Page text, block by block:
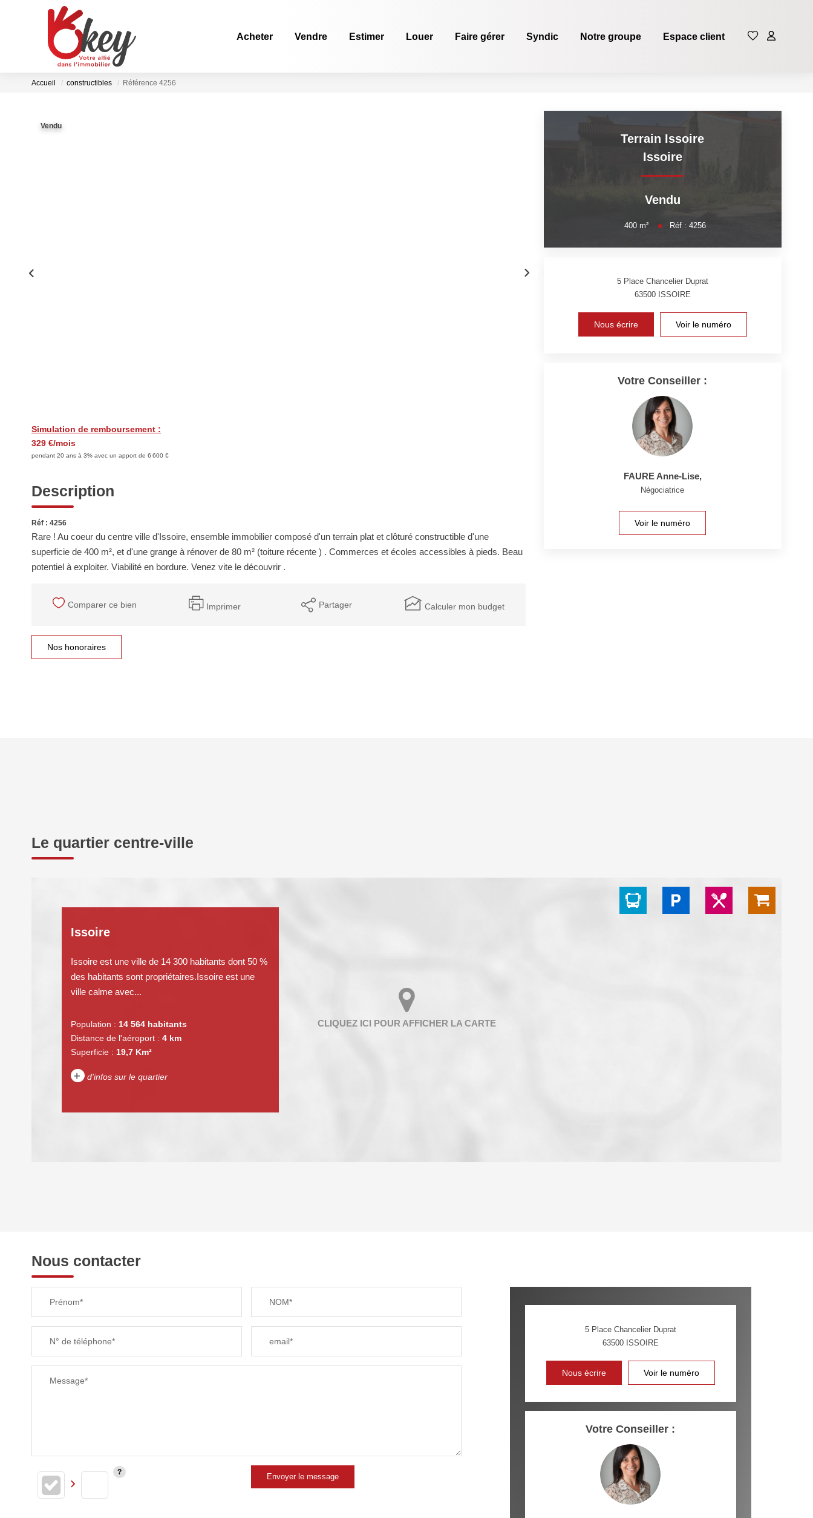
Acheter Vendre Estimer Louer Faire gérer Syndic Notre groupe Espace client
Accueil constructibles Référence 4256
Vendu
Simulation de remboursement :
329 €/mois
pendant 20 ans à 3% avec un apport de 6 600 €
Description
Réf : 4256
Rare ! Au coeur du centre ville d'Issoire, ensemble immobilier composé d'un terrain plat et clôturé constructible d'une
superficie de 400 m², et d'une grange à rénover de 80 m² (toiture récente ) . Commerces et écoles accessibles à pieds. Beau
potentiel à exploiter. Viabilité en bordure. Venez vite le découvrir .
Comparer ce bien Imprimer Partager Calculer mon budget
Nos honoraires
Terrain Issoire
Issoire
Vendu
400 m² Réf : 4256
5 Place Chancelier Duprat
63500 ISSOIRE
Nous écrire Voir le numéro
Votre Conseiller :
FAURE Anne-Lise,
Négociatrice
Voir le numéro
Le quartier centre-ville
Issoire
Issoire est une ville de 14 300 habitants dont 50 %
des habitants sont propriétaires.Issoire est une
ville calme avec...
Population : 14 564 habitants
Distance de l'aéroport : 4 km
Superficie : 19,7 Km²
+ d'infos sur le quartier
TAXE FONCIÈRE
RESTAURANTS ET CAFÉS COMMERCES MÉDECINS
Nous contacter
Prénom* NOM*
N° de téléphone* email*
Message*
Envoyer le message
5 Place Chancelier Duprat
63500 ISSOIRE
Nous écrire Voir le numéro
Votre Conseiller :